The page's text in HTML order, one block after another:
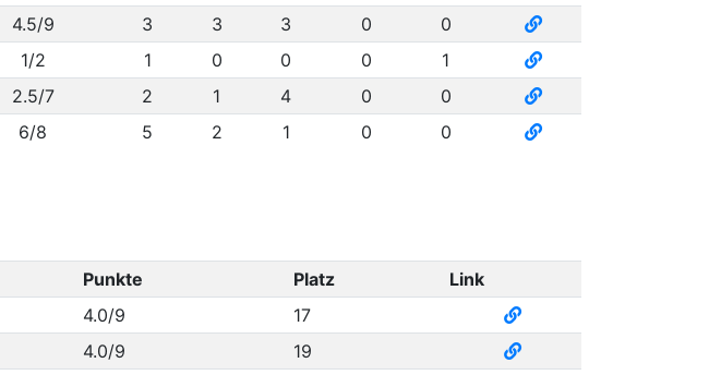
4.5/9 3 3 3 0
0
1/2 1 0 0 0
1
2.5/7 2 1 4 0
0
6/8 5 2 1 0 0
Punkte Platz
Link
4.0/9
17
4.0/9
19